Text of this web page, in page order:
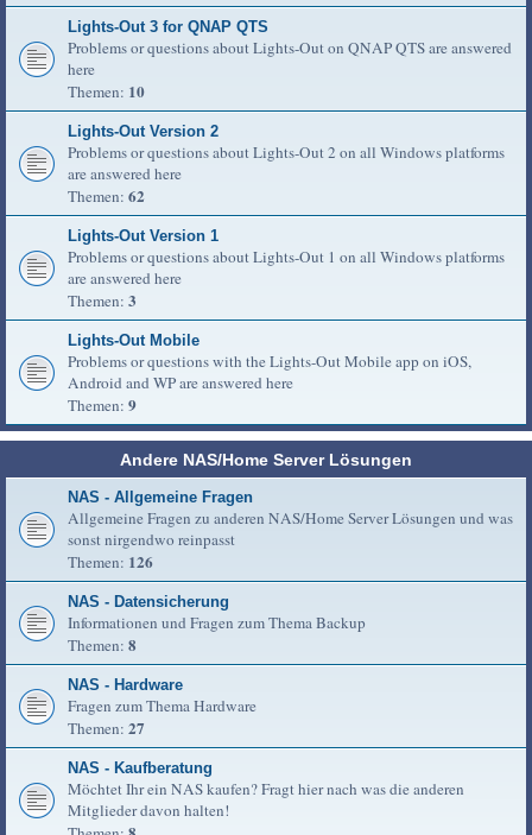
Lights-Out 3 for QNAP QTS
Problems or questions about Lights-Out on QNAP QTS are answered
here
Themen: 10
Lights-Out Version 2
Problems or questions about Lights-Out 2 on all Windows platforms
are answered here
Themen: 62
Lights-Out Version 1
Problems or questions about Lights-Out 1 on all Windows platforms
are answered here
Themen: 3
Lights-Out Mobile
Problems or questions with the Lights-Out Mobile app on iOS,
Android and WP are answered here
Themen: 9
Andere NAS/Home Server Lösungen
NAS - Allgemeine Fragen
Allgemeine Fragen zu anderen NAS/Home Server Lösungen und was
sonst nirgendwo reinpasst
Themen: 126
NAS - Datensicherung
Informationen und Fragen zum Thema Backup
Themen: 8
NAS - Hardware
Fragen zum Thema Hardware
Themen: 27
NAS - Kaufberatung
Möchtet Ihr ein NAS kaufen? Fragt hier nach was die anderen
Mitglieder davon halten!